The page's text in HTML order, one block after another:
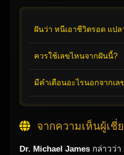
ฝันว่า หนีเอาชีวิตรอด แป
ควรใช้เลขไหนจากฝันนี้?
มีคำเตือนอะไรนอกจากเล
จากความเห็นผู้เชี่
Dr. Michael James กล่าวว่า